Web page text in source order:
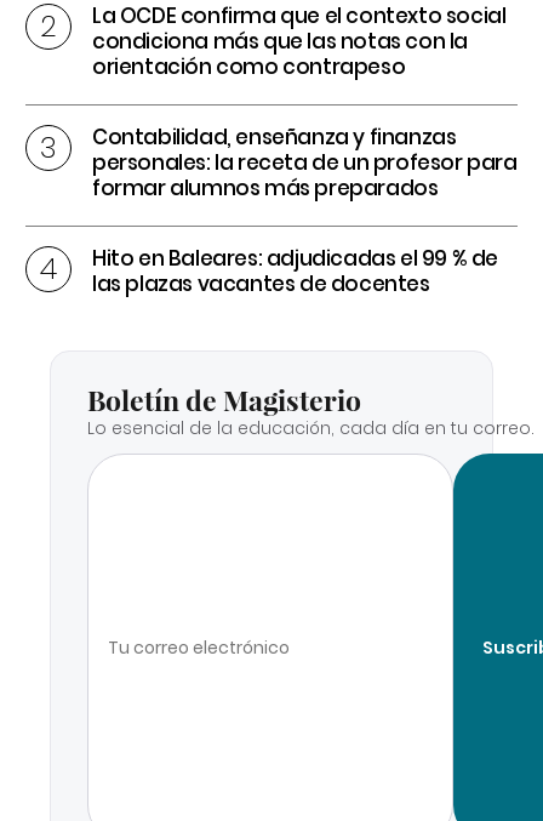
La OCDE confirma que el contexto social
condiciona más que las notas con la
orientación como contrapeso
Contabilidad, enseñanza y finanzas
personales: la receta de un profesor para
formar alumnos más preparados
Hito en Baleares: adjudicadas el 99 % de
las plazas vacantes de docentes
Boletín de Magisterio
Lo esencial de la educación, cada día en tu correo.